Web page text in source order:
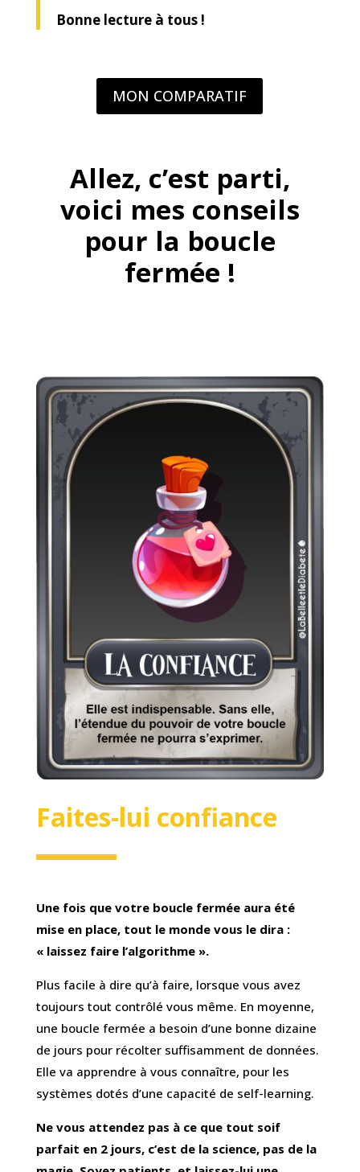
Bonne lecture à tous !
MON COMPARATIF
Allez, c’est parti,
voici mes conseils
pour la boucle
fermée !
Faites-lui confiance
Une fois que votre boucle fermée aura été
mise en place, tout le monde vous le dira :
« laissez faire l’algorithme ».
Plus facile à dire qu’à faire, lorsque vous avez
toujours tout contrôlé vous même. En moyenne,
une boucle fermée a besoin d’une bonne dizaine
de jours pour récolter suffisamment de données.
Elle va apprendre à vous connaître, pour les
systèmes dotés d’une capacité de self-learning.
Ne vous attendez pas à ce que tout soif
parfait en 2 jours, c’est de la science, pas de la